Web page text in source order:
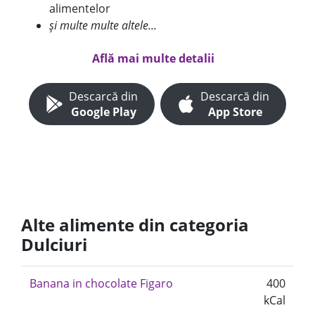
alimentelor
și multe multe altele...
Află mai multe detalii
Descarcă din
Google Play
Descarcă din
App Store
Alte alimente din categoria
Dulciuri
Banana in chocolate Figaro
400
kCal